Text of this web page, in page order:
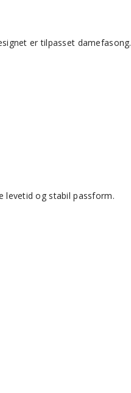
er tilpasset damefasong.
levetid og stabil passform.